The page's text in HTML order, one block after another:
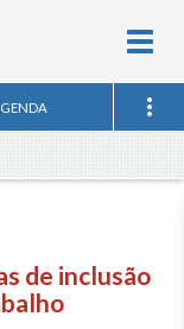
de inclusão